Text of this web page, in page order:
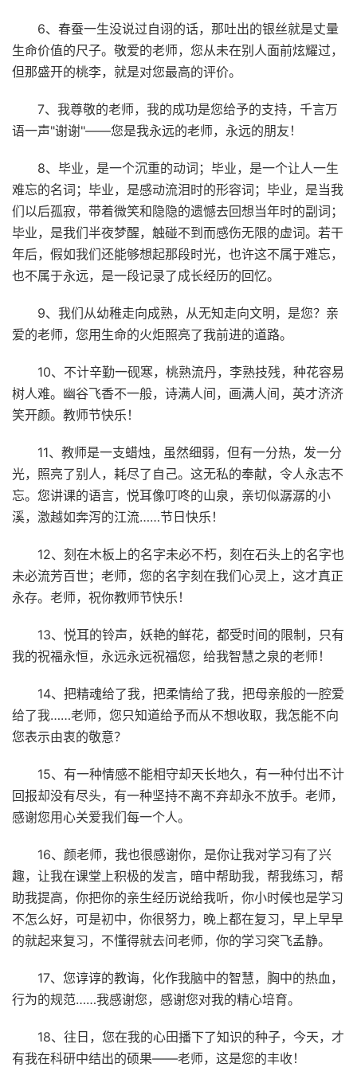
6、春蚕一生没说过自诩的话，那吐出的银丝就是丈量
生命价值的尺子。敬爱的老师，您从未在别人面前炫耀过，
但那盛开的桃李，就是对您最高的评价。
7、我尊敬的老师，我的成功是您给予的支持，千言万
语一声"谢谢"——您是我永远的老师，永远的朋友！
8、毕业，是一个沉重的动词；毕业，是一个让人一生
难忘的名词；毕业，是感动流泪时的形容词；毕业，是当我
们以后孤寂，带着微笑和隐隐的遗憾去回想当年时的副词；
毕业，是我们半夜梦醒，触碰不到而感伤无限的虚词。若干
年后，假如我们还能够想起那段时光，也许这不属于难忘，
也不属于永远，是一段记录了成长经历的回忆。
9、我们从幼稚走向成熟，从无知走向文明，是您？亲
爱的老师，您用生命的火炬照亮了我前进的道路。
10、不计辛勤一砚寒，桃熟流丹，李熟技残，种花容易
树人难。幽谷飞香不一般，诗满人间，画满人间，英才济济
笑开颜。教师节快乐！
11、教师是一支蜡烛，虽然细弱，但有一分热，发一分
光，照亮了别人，耗尽了自己。这无私的奉献，令人永志不
忘。您讲课的语言，悦耳像叮咚的山泉，亲切似潺潺的小
溪，激越如奔泻的江流……节日快乐！
12、刻在木板上的名字未必不朽，刻在石头上的名字也
未必流芳百世；老师，您的名字刻在我们心灵上，这才真正
永存。老师，祝你教师节快乐！
13、悦耳的铃声，妖艳的鲜花，都受时间的限制，只有
我的祝福永恒，永远永远祝福您，给我智慧之泉的老师！
14、把精魂给了我，把柔情给了我，把母亲般的一腔爱
给了我……老师，您只知道给予而从不想收取，我怎能不向
您表示由衷的敬意？
15、有一种情感不能相守却天长地久，有一种付出不计
回报却没有尽头，有一种坚持不离不弃却永不放手。老师，
感谢您用心关爱我们每一个人。
16、颜老师，我也很感谢你，是你让我对学习有了兴
趣，让我在课堂上积极的发言，暗中帮助我，帮我练习，帮
助我提高，你把你的亲生经历说给我听，你小时候也是学习
不怎么好，可是初中，你很努力，晚上都在复习，早上早早
的就起来复习，不懂得就去问老师，你的学习突飞孟静。
17、您谆谆的教诲，化作我脑中的智慧，胸中的热血，
行为的规范……我感谢您，感谢您对我的精心培育。
18、往日，您在我的心田播下了知识的种子，今天，才
有我在科研中结出的硕果――老师，这是您的丰收！